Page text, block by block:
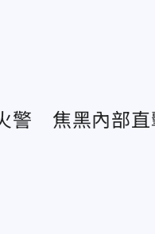
警 焦黑內部直